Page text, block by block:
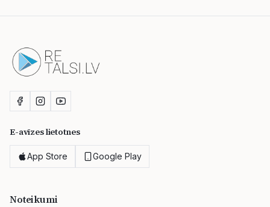
E-avīzes lietotnes
App Store Google Play
Noteikumi